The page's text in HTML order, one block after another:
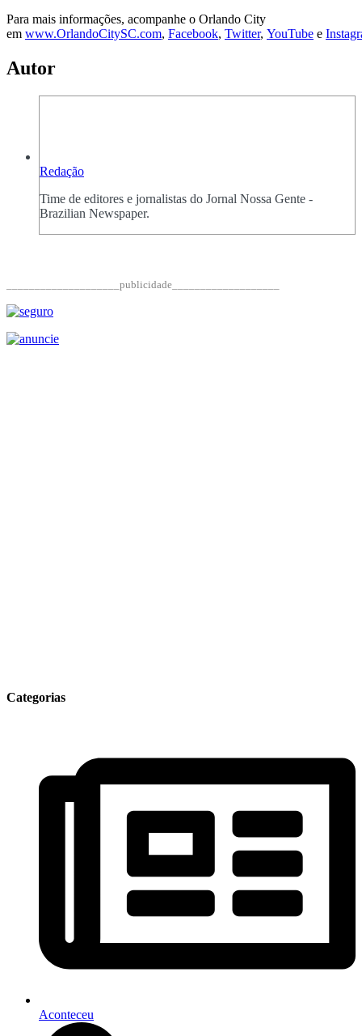
Para mais informações, acompanhe o Orlando City
em www.OrlandoCitySC.com, Facebook, Twitter, YouTube e
Autor
Redação
Time de editores e jornalistas do Jornal Nossa Gente -
Brazilian Newspaper.
____________________publicidade___________________
Categorias
Aconteceu